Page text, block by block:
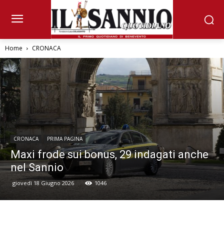
Home CRONACA
CRONACA PRIMA PAGINA
Maxi frode sui bonus, 29 indagati anche
nel Sannio
giovedì 18 Giugno 2026 1046